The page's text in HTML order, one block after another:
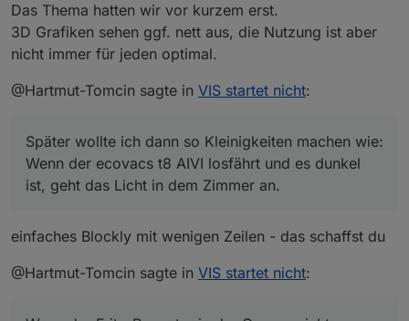
Das Thema hatten wir vor kurzem erst.
3D Grafiken sehen ggf. nett aus, die Nutzung ist aber
nicht immer für jeden optimal.
@Hartmut-Tomcin sagte in VIS startet nicht:
Später wollte ich dann so Kleinigkeiten machen wie:
Wenn der ecovacs t8 AIVI losfährt und es dunkel
ist, geht das Licht in dem Zimmer an.
einfaches Blockly mit wenigen Zeilen - das schaffst du
@Hartmut-Tomcin sagte in VIS startet nicht: